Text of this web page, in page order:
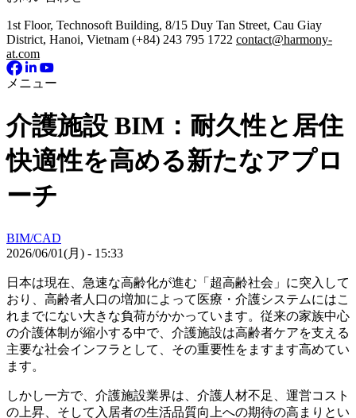
1st Floor, Technosoft Building, 8/15 Duy Tan Street, Cau Giay
District, Hanoi, Vietnam (+84) 243 795 1722 contact@harmony-
at.com
メニュー
介護施設 BIM：耐久性と居住
快適性を高める新たなアプロ
ーチ
BIM/CAD
2026/06/01(月) - 15:33
日本は現在、急速な高齢化が進む「超高齢社会」に突入して
おり、高齢者人口の増加によって医療・介護システムにはこ
れまでにない大きな負荷がかかっています。従来の家族中心
の介護体制が縮小する中で、介護施設は高齢者ケアを支える
主要な社会インフラとして、その重要性をますます高めてい
ます。
しかし一方で、介護施設業界は、介護人材不足、運営コスト
の上昇、そして入居者の生活品質向上への期待の高まりとい